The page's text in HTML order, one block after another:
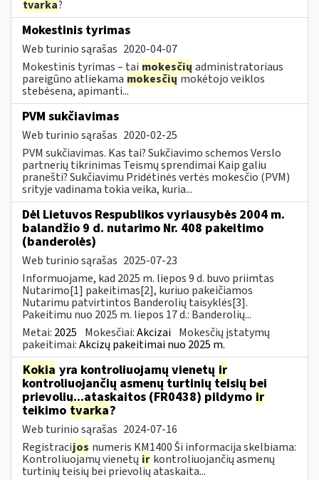
tvarka?
Mokestinis tyrimas
Web turinio sąrašas 2020-04-07
Mokestinis tyrimas – tai mokesčių administratoriaus
pareigūno atliekama mokesčiųmokėtojo veiklos
stebėsena, apimanti...
PVM sukčiavimas
Web turinio sąrašas 2020-02-25
PVM sukčiavimas. Kas tai? Sukčiavimo schemos Verslo
partnerių tikrinimas Teismų sprendimai Kaip galiu
pranešti? Sukčiavimu Pridėtinės vertės mokesčio (PVM)
srityje vadinama tokia veika, kuria...
Dėl Lietuvos Respublikos vyriausybės 2004 m.
balandžio 9 d. nutarimo Nr. 408 pakeitimo
(banderolės)
Web turinio sąrašas 2025-07-23
Informuojame, kad 2025 m. liepos 9 d. buvo priimtas
Nutarimo[1] pakeitimas[2], kuriuo pakeičiamos
Nutarimu patvirtintos Banderolių taisyklės[3].
Pakeitimu nuo 2025 m. liepos 17 d.: Banderolių...
Metai: 2025 Mokesčiai:Akcizai Mokesčių įstatymų
pakeitimai:Akcizų pakeitimai nuo 2025 m.
Kokia yra kontroliuojamų vienetų ir
kontroliuojančių asmenų turtinių teisių bei
prievolių...ataskaitos (FR0438) pildymo ir
teikimo tvarka?
Web turinio sąrašas 2024-07-16
Registracijos numeris KM1400 Ši informacija skelbiama:
Kontroliuojamų vienetų ir kontroliuojančių asmenų
turtinių teisių bei prievolių ataskaita...